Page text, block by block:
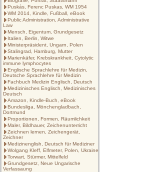
Puskás, Ferenc Puskas, WM 1954
WM 2014, Kindle, Fußball, eBook
Public Administration, Administrative
Law
Mensch, Eigentum, Grundgesetz
Italien, Berlin, Witwe
Ministerpräsident, Ungarn, Polen
Stalingrad, Hamburg, Mutter
Marienkäfer, Krebskrankheit, Cytolytic
immune lymphocytes
Englische Sprachlehre für Medizin,
Deutsche Sprachlehre für Medizin
Fachbuch Medizin Englisch, Deutsch
Medizinisches Englisch, Medizinisches
Deutsch
Amazon, Kindle-Buch, eBook
Bundesliga, Mönchengladbach,
Dortmund
Proportionen, Formen, Räumlichkeit
Maler, Bildhauer, Zeichenunterricht
Zeichnen lernen, Zeichengerät,
Zeichner
Medizinenglish, Deutsch für Mediziner
Wolgang Kleff, Elfmeter, Polen, Ukraine
Torwart, Stürmer, Mittelfeld
Grundgesetz, Neue Ungarische
Verfassaung